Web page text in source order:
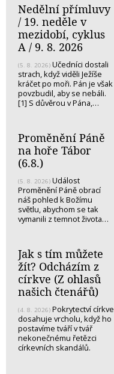
Nedělní přímluvy
/ 19. neděle v
mezidobí, cyklus
A / 9. 8. 2026
(5. 8. 2026) Učedníci dostali
strach, když viděli Ježíše
kráčet po moři. Pán je však
povzbudil, aby se nebáli.
[1] S důvěrou v Pána,…
Proměnění Páně
na hoře Tábor
(6.8.)
(5. 8. 2026) Událost
Proměnění Páně obrací
náš pohled k Božímu
světlu, abychom se tak
vymanili z temnot života…
Jak s tím můžete
žít? Odcházím z
církve (Z ohlasů
našich čtenářů)
(4. 8. 2026) Pokrytectví církve
dosahuje vrcholu, když ho
postavíme tváří v tvář
nekonečnému řetězci
církevních skandálů.